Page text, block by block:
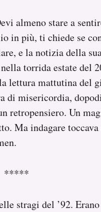
almeno stare a
in più, ti chiede se
e la notizia della
torrida estate del
lettura mattutina del
di misericordia,
retropensiero. Un
Ma indagare
*****
stragi del ’92.